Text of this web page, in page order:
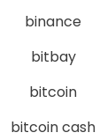
binance
bitbay
bitcoin
bitcoin cash